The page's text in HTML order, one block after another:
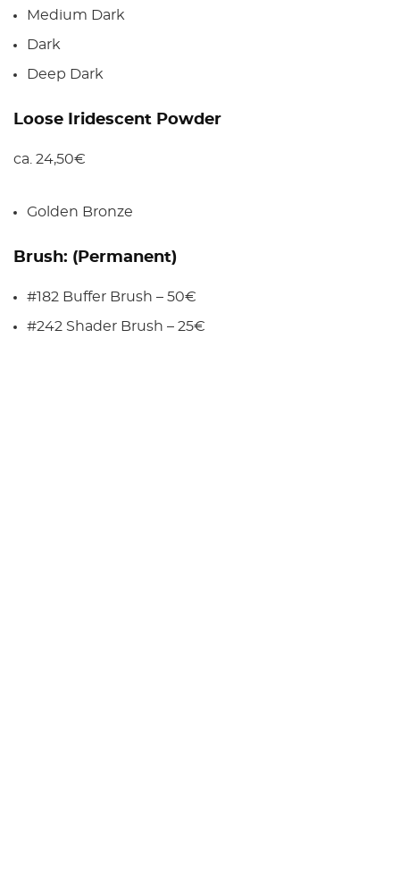
Medium Dark
Dark
Deep Dark
Loose Iridescent Powder
ca. 24,50€
Golden Bronze
Brush: (Permanent)
#182 Buffer Brush – 50€
#242 Shader Brush – 25€